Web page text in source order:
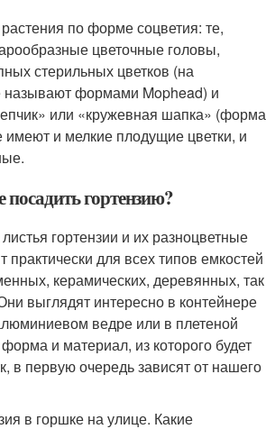
по форме соцветия: те,
цветочные головы,
стерильных цветков (на
называют формами Mophead) и
или «кружевная шапка» (форма
имеют и мелкие плодущие цветки, и
гортензию?
гортензии и их разноцветные
практически для всех типов емкостей
керамических, деревянных, так
выглядят интересно в контейнере
ведре или в плетеной
и материал, из которого будет
в первую очередь зависят от нашего